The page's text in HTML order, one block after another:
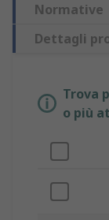
Normative
Dettagli
Trova
o più